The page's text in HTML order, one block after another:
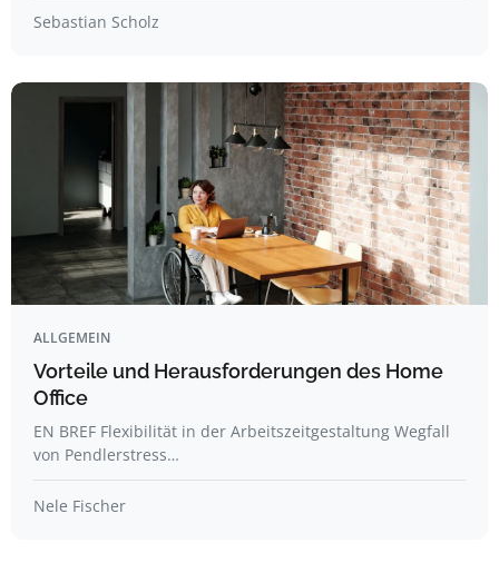
Sebastian Scholz
ALLGEMEIN
Vorteile und Herausforderungen des Home
Office
EN BREF Flexibilität in der Arbeitszeitgestaltung Wegfall
von Pendlerstress…
Nele Fischer